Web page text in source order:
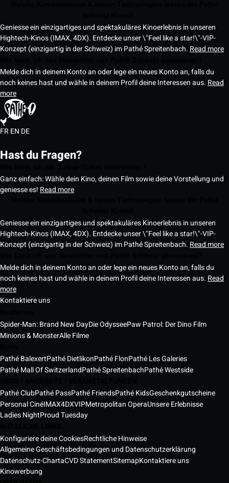
Geniesse ein einzigartiges und spektakuläres Kinoerlebnis in unseren
Hightech-Kinos (IMAX, 4DX). Entdecke unser \"Feel like a star!\"-VIP-
Konzept (einzigartig in der Schweiz) im Pathé Spreitenbach. Read more
Melde dich in deinem Konto an oder lege ein neues Konto an, falls du
noch keines hast und wähle in deinem Profil deine Interessen aus. Read
more
FREN DE
Hast du Fragen?
Ganz einfach: Wähle dein Kino, deinen Film sowie deine Vorstellung und
geniesse es! Read more
Geniesse ein einzigartiges und spektakuläres Kinoerlebnis in unseren
Hightech-Kinos (IMAX, 4DX). Entdecke unser \"Feel like a star!\"-VIP-
Konzept (einzigartig in der Schweiz) im Pathé Spreitenbach. Read more
Melde dich in deinem Konto an oder lege ein neues Konto an, falls du
noch keines hast und wähle in deinem Profil deine Interessen aus. Read
more
Kontaktiere uns
Spider-Man: Brand New DayDie OdysseePaw Patrol: Der Dino Film
Minions & MonsterAlle Filme
Pathé BalexertPathé DietlikonPathé FlonPathé Les Galeries
Pathé Mall Of SwitzerlandPathé SpreitenbachPathé Westside
Pathé ClubPathé PassPathé FriendsPathé KidsGeschenkgutscheine
Personal CinéIMAX4DXVIPMetropolitan OperaUnsere Erlebnisse
Ladies NightProud Tuesday
Konfiguriere deine CookiesRechtliche Hinweise
Allgemeine Geschäftsbedingungen und Datenschutzerklärung
Datenschutz-ChartaCVD StatementSitemapKontaktiere uns
Kinowerbung